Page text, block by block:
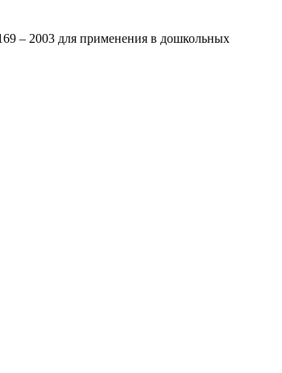
– 2003 для применения в дошкольных